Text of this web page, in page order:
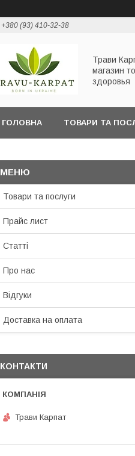
+380 (93) 410-32-38
Трави
магазин
здоровья
ГОЛОВНА ТОВАРИ ТА
Товари та послуги
Прайс лист
Статті
Про нас
Відгуки
Доставка на оплата
КОНТАКТИ
Трави Карпат